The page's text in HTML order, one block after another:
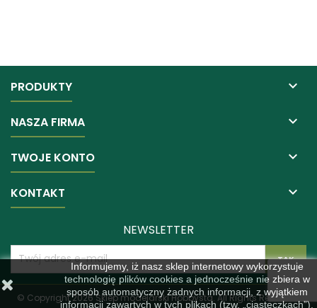
PRODUKTY 
NASZA FIRMA 
TWOJE KONTO 
KONTAKT 
Informujemy, iż nasz sklep internetowy wykorzystuje
technologię plików cookies a jednocześnie nie zbiera w
sposób automatyczny żadnych informacji, z wyjątkiem
informacji zawartych w tych plikach (tzw. „ciasteczkach”).
NEWSLETTER
© Copyright 2026 Sklep modelarski Hobbysta. All Rights Reserved.